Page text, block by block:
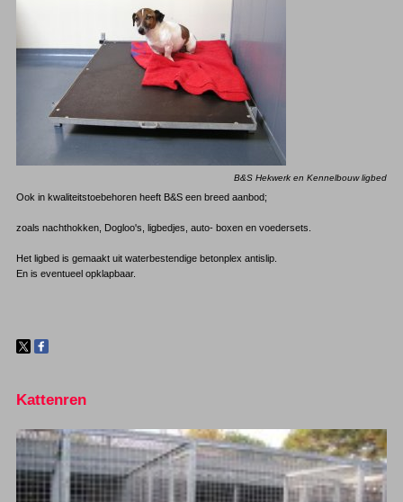
B&S Hekwerk en Kennelbouw ligbed
Ook in kwaliteitstoebehoren heeft B&S een breed aanbod;
zoals nachthokken, Dogloo's, ligbedjes, auto- boxen en voedersets.
Het ligbed is gemaakt uit waterbestendige betonplex antislip.
En is eventueel opklapbaar.
Kattenren